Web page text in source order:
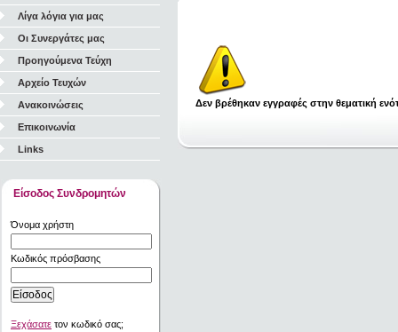
Λίγα λόγια για μας
Οι Συνεργάτες μας
Προηγούμενα Τεύχη
Αρχείο Τευχών
Ανακοινώσεις
Επικοινωνία
Links
Είσοδος Συνδρομητών
Όνομα χρήστη
Κωδικός πρόσβασης
Ξεχάσατε τον κωδικό σας;
Δεν βρέθηκαν εγγραφές στην θεματική